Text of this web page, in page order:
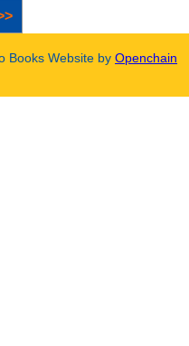
Books Website by Openchain